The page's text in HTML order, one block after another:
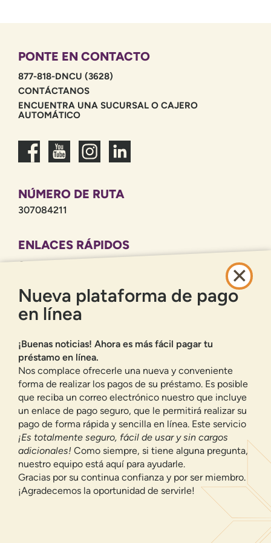
PONTE EN CONTACTO
877-818-DNCU (3628)
CONTÁCTANOS
ENCUENTRA UNA SUCURSAL O CAJERO
AUTOMÁTICO
NÚMERO DE RUTA
307084211
ENLACES RÁPIDOS
CARRERAS PROFESIONALES
MAPA DEL SITIO
ACCESO
INSCRIBIRSE
Ofrecemos a los residentes de Nuevo México cuentas corrientes,
cuentas de ahorro, préstamos para automóviles, hipotecas, préstamos
personales, tarjetas de crédito y muchos otros productos y servicios
bancarios.
ID de NMLS 500583
Asegurado federalmente por la
NCUA
Igualdad de oportunidades de
Nueva plataforma de pago
en línea
¡Buenas noticias! Ahora es más fácil pagar tu
préstamo en línea.
Nos complace ofrecerle una nueva y conveniente
forma de realizar los pagos de su préstamo. Es posible
que reciba un correo electrónico nuestro que incluye
un enlace de pago seguro, que le permitirá realizar su
pago de forma rápida y sencilla en línea. Este servicio
¡Es totalmente seguro, fácil de usar y sin cargos
adicionales! Como siempre, si tiene alguna pregunta,
nuestro equipo está aquí para ayudarle.
Gracias por su continua confianza y por ser miembro.
¡Agradecemos la oportunidad de servirle!
Valoramos su privacidad.
Utilizamos cookies e
información digital para mejorar la navegación del sitio,
comprender cómo se utiliza nuestro sitio y respaldar
nuestros esfuerzos de marketing. Para obtener más
información sobre cómo recopilamos, usamos y
compartimos su información, visite nuestrapolítica de